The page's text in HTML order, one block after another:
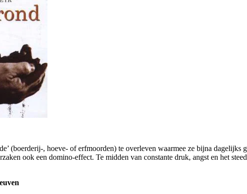
(boerderij-, hoeve- of erfmoorden) te overleven waarmee ze bijna
ook een domino-effect. Te midden van constante druk, angst en het